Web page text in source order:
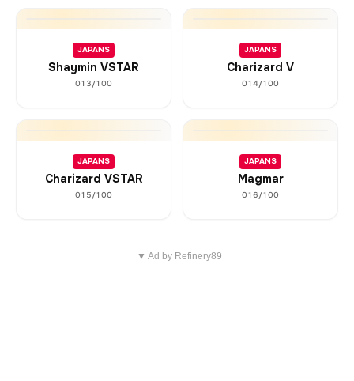
JAPANS
Shaymin VSTAR
013/100
JAPANS
Charizard V
014/100
JAPANS
Charizard VSTAR
015/100
JAPANS
Magmar
016/100
▼ Ad by Refinery89